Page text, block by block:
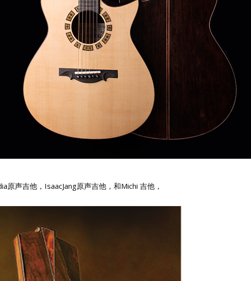
原声吉他，IsaacJang原声吉他，和Michi 吉他，